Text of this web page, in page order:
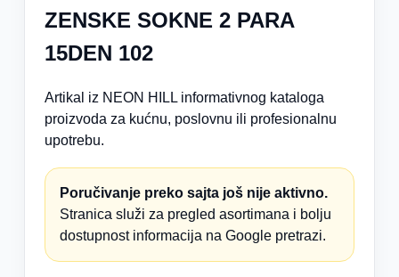
ZENSKE SOKNE 2 PARA
15DEN 102
Artikal iz NEON HILL informativnog kataloga
proizvoda za kućnu, poslovnu ili profesionalnu
upotrebu.
Poručivanje preko sajta još nije aktivno.
Stranica služi za pregled asortimana i bolju
dostupnost informacija na Google pretrazi.